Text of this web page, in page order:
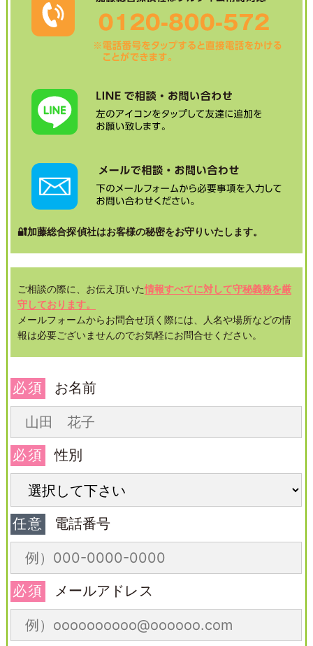
🔐加藤総合探偵社はお客様の秘密をお守りいたします。
ご相談の際に、お伝え頂いた情報すべてに対して守秘義務を厳
守しております。
メールフォームからお問合せ頂く際には、人名や場所などの情
報は必要ございませんのでお気軽にお問合せください。
必須 お名前
必須 性別
任意 電話番号
必須 メールアドレス